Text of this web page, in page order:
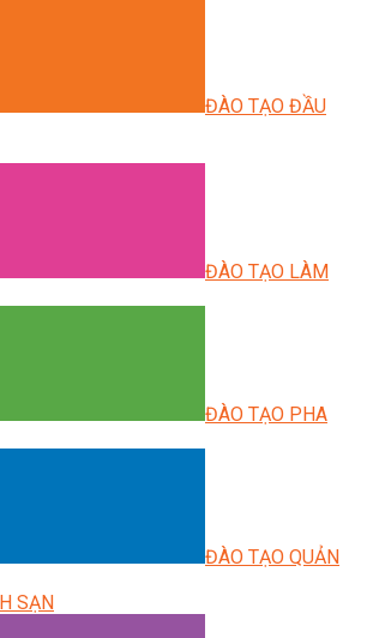
ĐÀO TẠO ĐẦU
ĐÀO TẠO LÀM
ĐÀO TẠO PHA
ĐÀO TẠO QUẢN
SẠN